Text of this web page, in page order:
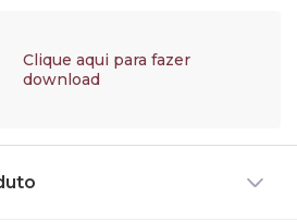
Clique aqui para fazer
download